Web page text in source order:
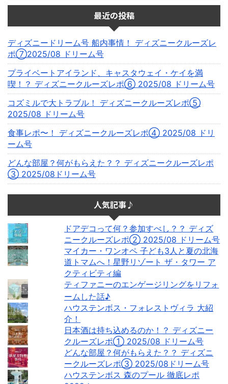
最近の投稿
ディズニードリーム号 船内事情！ ディズニークルーズレ
ポ⑦2025/08 ドリーム号
プライベートアイランド、キャスタウェイ・ケイを満
喫！？ ディズニークルーズレポ⑥ 2025/08 ドリーム号
コズミルで大トラブル！ ディズニークルーズレポ⑤
2025/08 ドリーム号
食事レポ〜！ ディズニークルーズレポ④ 2025/08 ドリ
ーム号
どんな部屋？何がもらえた？？ ディズニークルーズレポ
③ 2025/08ドリーム号
人気記事♪
ドアデコって何？参加すべし？？ ディズ
ニークルーズレポ② 2025/08 ドリーム号
マイカー・ワンオペ 子ども3人と夏の北海
道トマムへ！星野リゾート ザ・タワー ア
クティビティ編
ティファニーのエンゲージリングをリフォ
ームした話♪
ハウステンボス・フォレストヴィラ 大紹
介！
日本酒は持ち込めるのか！？ ディズニー
クルーズレポ① 2025/08 ドリーム号
どんな部屋？何がもらえた？？ ディズニ
ークルーズレポ③ 2025/08ドリーム号
ハウステンボス 森のプール 徹底レポ